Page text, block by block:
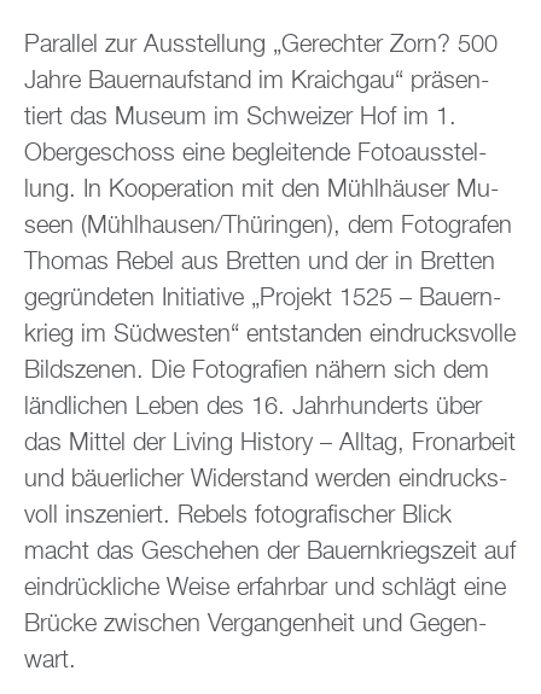
Par­al­lel zur Aus­stel­lung „Ge­rech­ter Zorn? 500
Jahre Bau­ern­auf­stand im Kraich­gau“ prä­sen­
tiert das Mu­se­um im Schwei­zer Hof im 1.
Ober­ge­schoss eine be­glei­ten­de Fo­to­aus­stel­
lung. In Ko­ope­ra­ti­on mit den Mühl­häu­ser Mu­
se­en (Mühl­hau­sen/Thü­rin­gen), dem Fo­to­gra­fen
Tho­mas Rebel aus Brett­en und der in Brett­en
ge­grün­de­ten In­itia­ti­ve „Pro­jekt 1525 – Bau­ern­
krieg im Süd­wes­ten“ ent­stan­den ein­drucks­vol­le
Bild­sze­nen. Die Fo­to­gra­fi­en nä­hern sich dem
länd­li­chen Leben des 16. Jahr­hun­derts über
das Mit­tel der Li­ving His­to­ry – All­tag, Fron­ar­beit
und bäu­er­li­cher Wi­der­stand wer­den ein­drucks­
voll in­sze­niert. Re­bels fo­to­gra­fi­scher Blick
macht das Ge­sche­hen der Bau­ern­kriegs­zeit auf
ein­drück­li­che Weise er­fahr­bar und schlägt eine
Brü­cke zwi­schen Ver­gan­gen­heit und Ge­gen­
wart.